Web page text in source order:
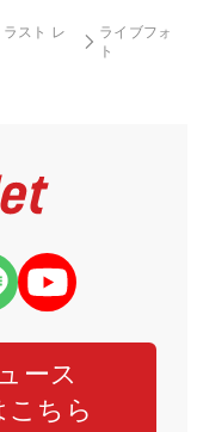
ラスト レ
ライブフォ
ト
ース
こちら